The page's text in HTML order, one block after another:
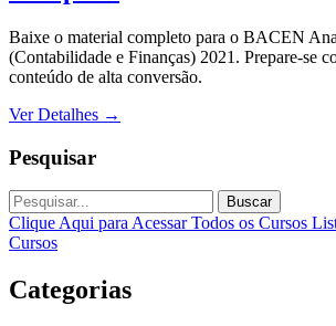
Baixe o material completo para o BACEN
(Contabilidade e Finanças) 2021. Prepare-se
conteúdo de alta conversão.
Ver Detalhes →
Pesquisar
Buscar
Clique Aqui para Acessar Todos os Cursos
Cursos
Categorias